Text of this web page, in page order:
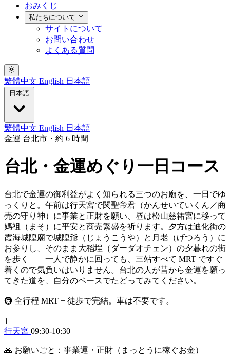
おみくじ
私たちについて
サイトについて
お問い合わせ
よくある質問
繁體中文 English 日本語
日本語
繁體中文 English 日本語
金運 台北市・約 6 時間
台北・金運めぐり一日コース
台北で金運の御利益がよく知られる三つのお廟を、一日でゆ
っくりと。午前は行天宮で関聖帝君（かんせいていくん／商
売の守り神）に事業と正財を願い、昼は松山慈祐宮に移って
媽祖（まそ）に平安と商売繁盛を祈ります。夕方は迪化街の
霞海城隍廟で城隍爺（じょうこうや）と月老（げつろう）に
お参りし、そのまま大稻埕（ダーダオチェン）の夕暮れの街
を歩く——一人で静かに回っても、三站すべて MRT ですぐ
着くので気負いはいりません。台北の人が昔から金運を願っ
てきた道を、自分のペースでたどってみてください。
🚇 全行程 MRT + 徒歩で完結。車は不要です。
1
行天宮 09:30-10:30
🙏 お願いごと：事業運・正財（まっとうに稼ぐお金）